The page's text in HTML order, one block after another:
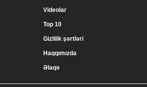
Videolar
Top 10
Gizlilik şərtləri
Haqqımızda
Əlaqə